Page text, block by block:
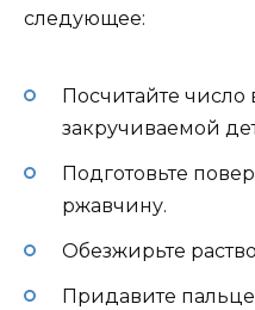
следующее:
Посчитайте число
закручиваемой
Подготовьте
ржавчину.
Обезжирьте
Придавите